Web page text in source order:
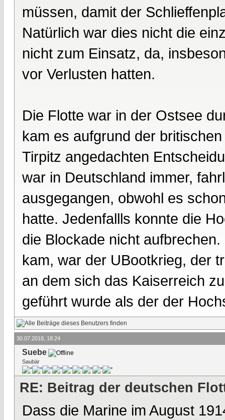
müssen, damit der
Natürlich war dies nicht die
nicht zum Einsatz, da,
vor Verlusten hatten.
Die Flotte war in der Ostsee
kam es aufgrund der
Tirpitz angedachten
war in Deutschland immer,
ausgegangen, obwohl es
hatte. Jedenfallls konnte die
die Blockade nicht
kam, war der UBootkrieg, der
an dem sich das Kaiserreich
geführt wurde als der der
30.07.2018, 18:24
Suebe
Saubär
RE: Beitrag der deutschen
Dass die Marine im August